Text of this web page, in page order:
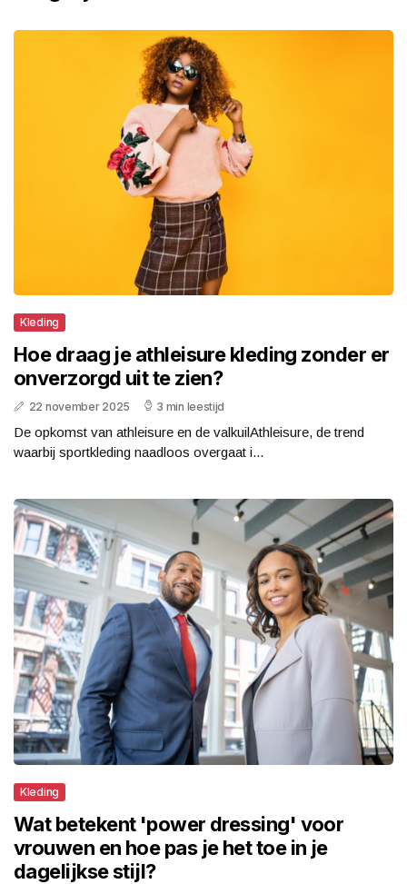
Kleding
Hoe draag je athleisure kleding zonder er
onverzorgd uit te zien?
22 november 2025 3 min leestijd
De opkomst van athleisure en de valkuilAthleisure, de trend
waarbij sportkleding naadloos overgaat i...
Kleding
Wat betekent 'power dressing' voor
vrouwen en hoe pas je het toe in je
dagelijkse stijl?